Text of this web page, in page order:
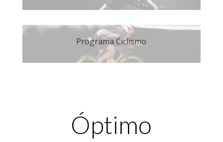
Programa Ciclismo
Óptimo